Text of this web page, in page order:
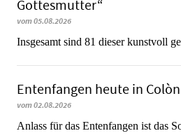
Gottesmutter“
vom 05.08.2026
Insgesamt sind 81 dieser kunstvoll
Entenfangen heute in
vom 02.08.2026
Anlass für das Entenfangen ist das